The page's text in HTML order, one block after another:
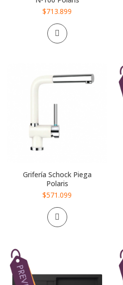
$713.899
Grifería Schock Piega
Polaris
$571.099